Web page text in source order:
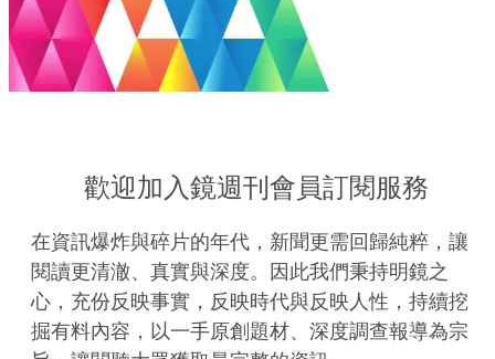
歡迎加入鏡週刊會員訂閱服務
在資訊爆炸與碎片的年代，新聞更需回歸純粹，讓
閱讀更清澈、真實與深度。因此我們秉持明鏡之
心，充份反映事實，反映時代與反映人性，持續挖
掘有料內容，以一手原創題材、深度調查報導為宗